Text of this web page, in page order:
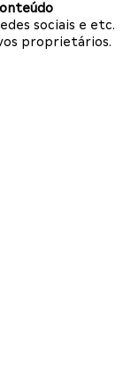
sociais e etc.
proprietários.